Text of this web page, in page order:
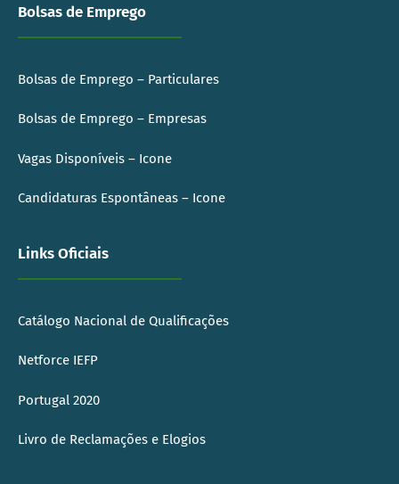
Bolsas de Emprego
Bolsas de Emprego – Particulares
Bolsas de Emprego – Empresas
Vagas Disponíveis – Icone
Candidaturas Espontâneas – Icone
Links Oficiais
Catálogo Nacional de Qualificações
Netforce IEFP
Portugal 2020
Livro de Reclamações e Elogios